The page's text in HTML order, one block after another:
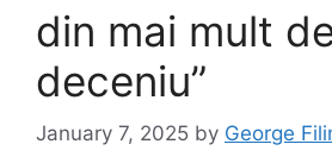
din mai mult
deceniu”
January 7, 2025 by George